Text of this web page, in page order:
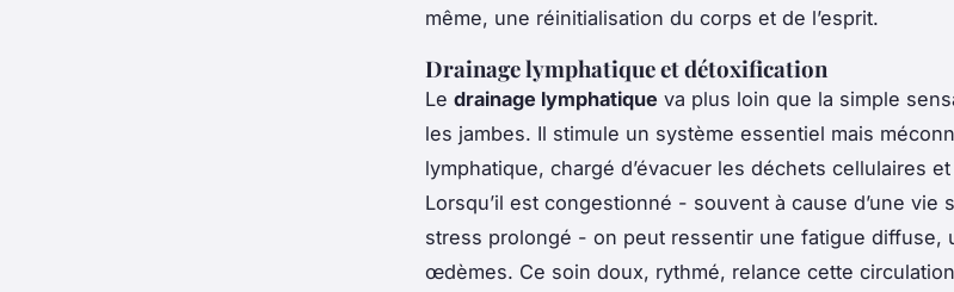
même, une réinitialisation du corps et de l’esprit.
Drainage lymphatique et détoxification
Le drainage lymphatique va plus loin que la simple
les jambes. Il stimule un système essentiel mais
lymphatique, chargé d’évacuer les déchets cellulaires
Lorsqu’il est congestionné - souvent à cause d’une vie
stress prolongé - on peut ressentir une fatigue diffuse,
œdèmes. Ce soin doux, rythmé, relance cette